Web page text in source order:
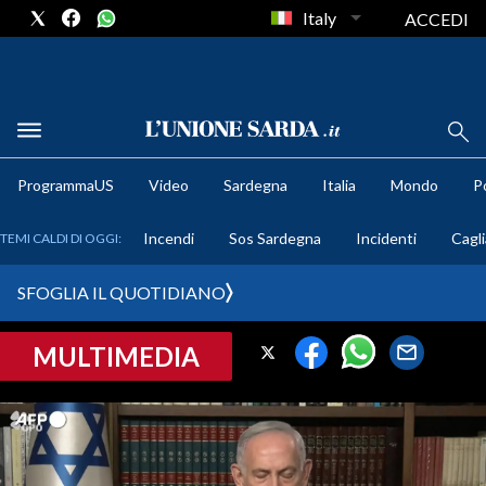
METEO
CRONACA SARDEGNA
PROVINCIA DI CAGLIARI
SULCIS IGLESIENTE
Italy ACCEDI
ProgrammaUS Video Sardegna Italia Mondo
TEMI CALDI DI OGGI: Incendi Sos Sardegna Incidenti
SFOGLIA IL QUOTIDIANO
MULTIMEDIA